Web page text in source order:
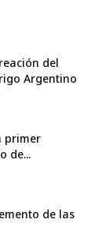
del
Argentino
primer
de...
de las